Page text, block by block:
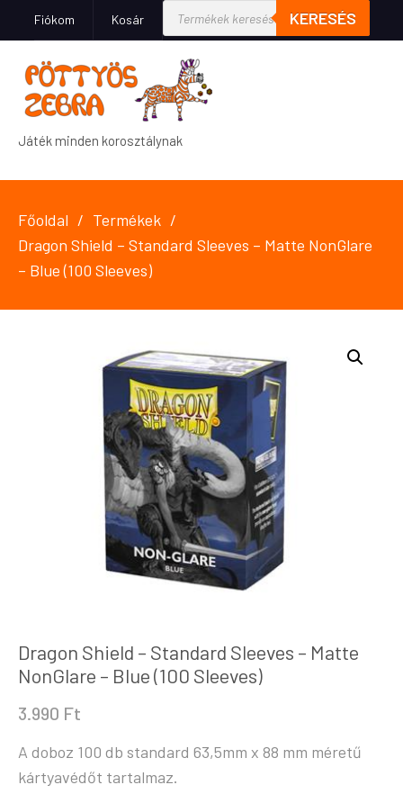
Fiókom Kosár KERESÉS
Játék minden korosztálynak
Főoldal
Termékek
Dragon Shield – Standard Sleeves – Matte NonGlare
– Blue (100 Sleeves)
Dragon Shield – Standard Sleeves – Matte
NonGlare – Blue (100 Sleeves)
3.990 Ft
A doboz 100 db standard 63,5mm x 88 mm méretű
kártyavédőt tartalmaz.